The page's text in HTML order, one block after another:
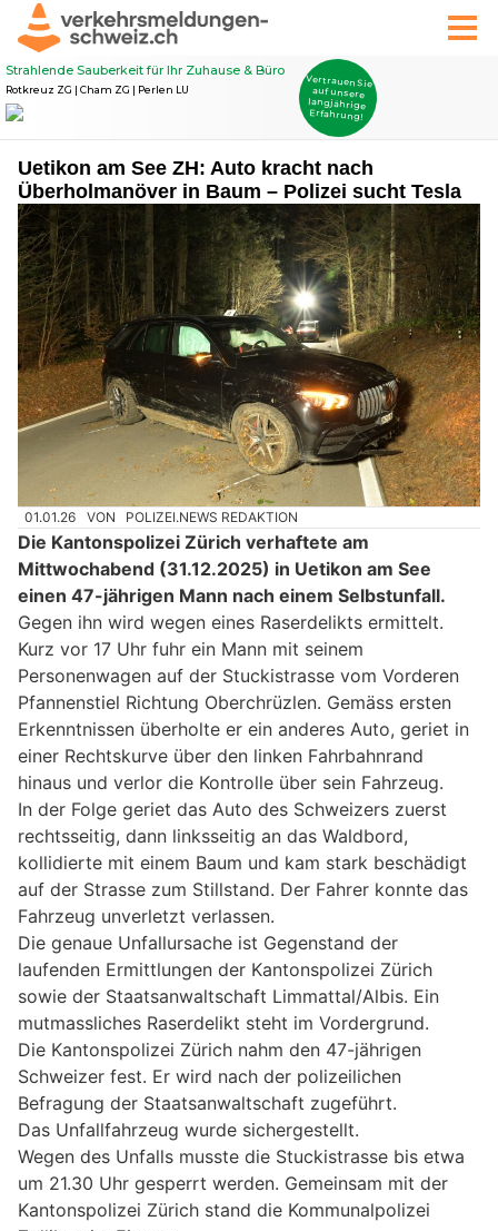
Uetikon am See ZH: Auto kracht nach
Überholmanöver in Baum – Polizei sucht Tesla
01.01.26 VON POLIZEI.NEWS REDAKTION
Die Kantonspolizei Zürich verhaftete am
Mittwochabend (31.12.2025) in Uetikon am See
einen 47-jährigen Mann nach einem Selbstunfall.
Gegen ihn wird wegen eines Raserdelikts ermittelt.
Kurz vor 17 Uhr fuhr ein Mann mit seinem
Personenwagen auf der Stuckistrasse vom Vorderen
Pfannenstiel Richtung Oberchrüzlen. Gemäss ersten
Erkenntnissen überholte er ein anderes Auto, geriet in
einer Rechtskurve über den linken Fahrbahnrand
hinaus und verlor die Kontrolle über sein Fahrzeug.
In der Folge geriet das Auto des Schweizers zuerst
rechtsseitig, dann linksseitig an das Waldbord,
kollidierte mit einem Baum und kam stark beschädigt
auf der Strasse zum Stillstand. Der Fahrer konnte das
Fahrzeug unverletzt verlassen.
Die genaue Unfallursache ist Gegenstand der
laufenden Ermittlungen der Kantonspolizei Zürich
sowie der Staatsanwaltschaft Limmattal/Albis. Ein
mutmassliches Raserdelikt steht im Vordergrund.
Die Kantonspolizei Zürich nahm den 47-jährigen
Schweizer fest. Er wird nach der polizeilichen
Befragung der Staatsanwaltschaft zugeführt.
Das Unfallfahrzeug wurde sichergestellt.
Wegen des Unfalls musste die Stuckistrasse bis etwa
um 21.30 Uhr gesperrt werden. Gemeinsam mit der
Kantonspolizei Zürich stand die Kommunalpolizei